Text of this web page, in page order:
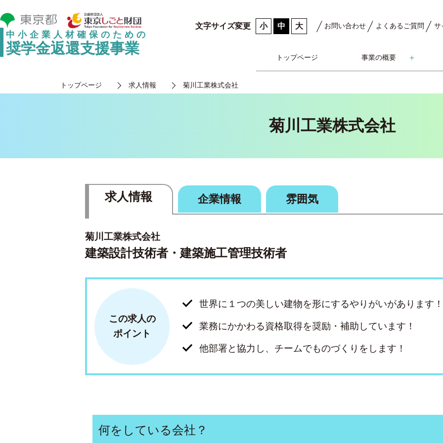
中小企業人材確保のための
奨学金返還支援事業
文字サイズ変更 小 中 大 お問い合わせ よくあるご質問 サ
トップページ 事業の概要
トップページ 求人情報 菊川工業株式会社
菊川工業株式会社
求人情報 企業情報 雰囲気
菊川工業株式会社
建築設計技術者・建築施工管理技術者
この求人の
ポイント
世界に１つの美しい建物を形にするやりがいがあります
業務にかかわる資格取得を奨励・補助しています！
他部署と協力し、チームでものづくりをします！
何をしている会社？